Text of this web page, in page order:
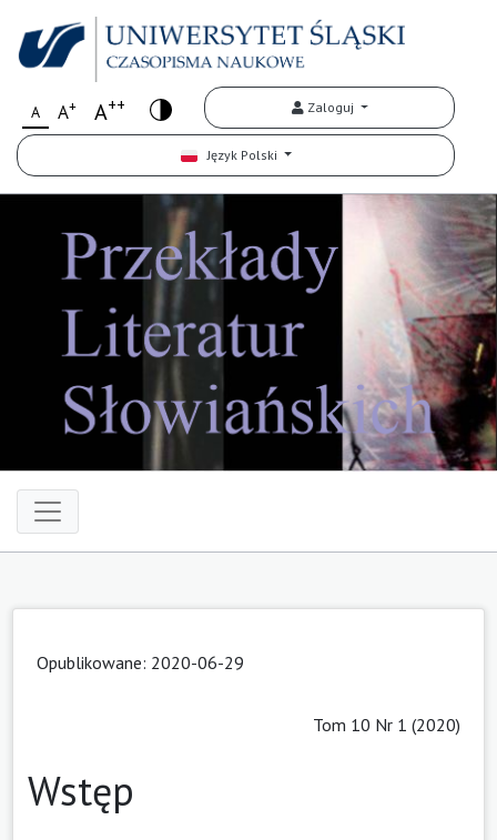
A A+ A++ Zaloguj
Język Polski
Opublikowane: 2020-06-29
Tom 10 Nr 1 (2020)
Wstęp